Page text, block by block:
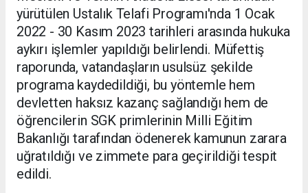
yürütülen Ustalık Telafi Programı'nda 1 Ocak
2022 - 30 Kasım 2023 tarihleri arasında hukuka
aykırı işlemler yapıldığı belirlendi. Müfettiş
raporunda, vatandaşların usulsüz şekilde
programa kaydedildiği, bu yöntemle hem
devletten haksız kazanç sağlandığı hem de
öğrencilerin SGK primlerinin Milli Eğitim
Bakanlığı tarafından ödenerek kamunun zarara
uğratıldığı ve zimmete para geçirildiği tespit
edildi.